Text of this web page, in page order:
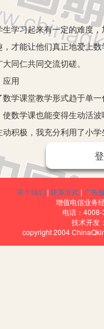
起来有一定的难度，
才能让他们真正地爱上
同仁共同交流切磋。
用
课堂教学形式趋于单一
数学课也能变得生动活
积极，我充分利用了小
果。下面笔者结合小学
践提供参考依据。
，忽视了学生的主体作
为主体的课堂教学模式
数学知识的兴趣，不能
关于我们 | 联系方式 | 广告
增值电信业务
电话：
技术开发
copyright 2004